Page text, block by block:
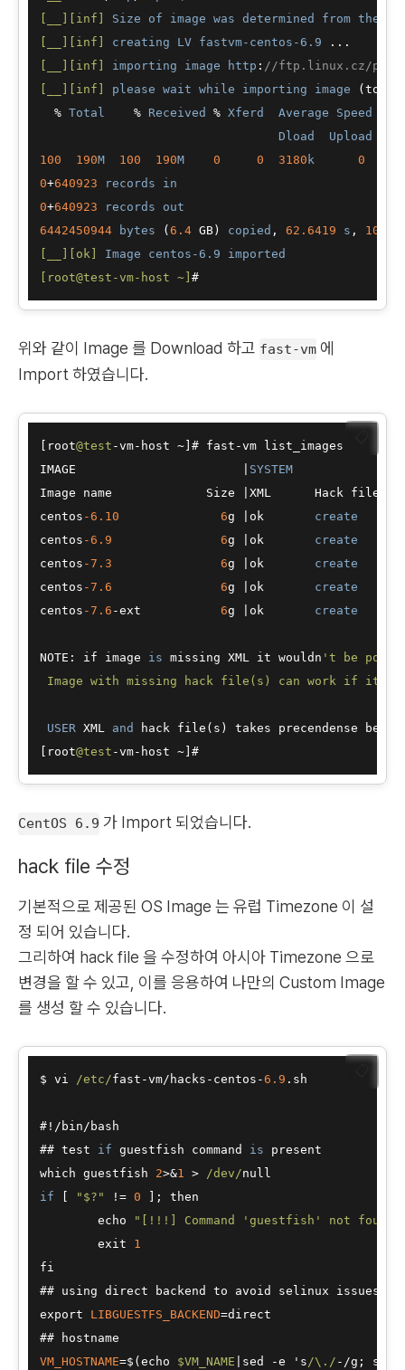
[__] [inf] Size of image was determined from the
[__] [inf] creating LV fastvm-centos-6 .9
[__] [inf] importing image http : //ftp.linux.cz/pub/
[__] [inf] please wait while importing image (to
  %
Total
    %
Received % Xferd Average Speed
Dload
Upload
100
190M 100 190M 0 0 3180 k 0
0+640923 records
in
0+640923 records
out
6442450944
bytes (6.4 GB) copied , 62.6419 s , 103
[__] [ok] Image centos-6 .9
imported
[root@test-vm-host ~]
위와 같이 Image 를 Download 하고 fast-vm 에
Import 하였습니다.
[root@test -vm- host ~]# fast -vm list_images
IMAGE
SYSTEM
Image name             Size
XML      Hack file
centos -6.10 6g ok create
centos -6.9 6g ok create
centos -7.3 6g ok create
centos -7.6 6g ok create
centos -7.6 -ext 6g ok create
NOTE: if image is missing XML it wouldn 't be
Image with missing hack file(s) can work if it'
USER XML and
hack file(s) takes precendense
[root@test -vm- host ~
CentOS 6.9 가 Import 되었습니다.
hack file 수정
기본적으로 제공된 OS Image 는 유럽 Timezone 이 설
정 되어 있습니다.
그리하여 hack file 을 수정하여 아시아 Timezone 으로
변경을 할 수 있고, 이를 응용하여 나만의 Custom Image
를 생성 할 수 있습니다.
$ vi /etc/fast -vm/ hacks - centos -6.9 .sh
#!/ bin/ bash
## test if guestfish command is present
which guestfish 2>&1 > /dev/
if
"$?" != 0 ]; then
        echo
"[!!!] Command 'guestfish' not found
        exit
1
fi
## using direct backend to avoid selinux issues
export LIBGUESTFS_BACKEND=direct
VM_HOSTNAME=$(echo $VM_NAME sed -e 's/\./ -/g; s